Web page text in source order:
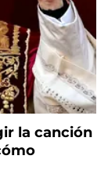
la canción